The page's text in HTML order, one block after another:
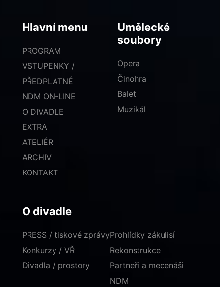
Hlavní menu
PROGRAM
VSTUPENKY /
PŘEDPLATNÉ
NDM ON-LINE
O DIVADLE
EXTRA
ATELIÉR
ARCHIV
KONTAKT
Umělecké
soubory
Opera
Činohra
Balet
Muzikál
O divadle
PRESS / tiskové zprávy
Konkurzy / VŘ
Divadla / prostory
Prohlídky zákulisí
Rekonstrukce
Partneři a mecenáši
NDM